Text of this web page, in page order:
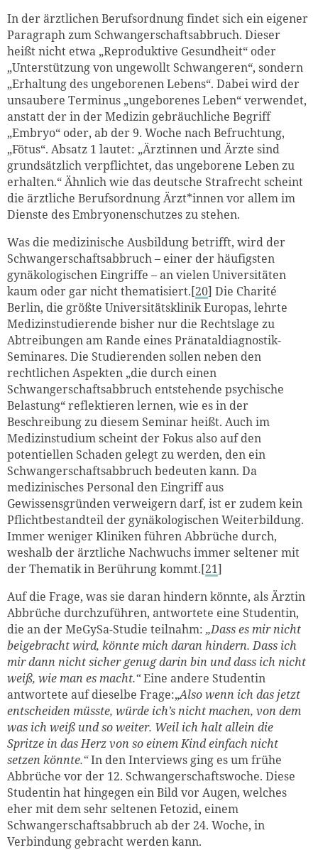
In der ärztlichen Berufsordnung findet sich ein eigener
Paragraph zum Schwangerschaftsabbruch. Dieser
heißt nicht etwa „Reproduktive Gesundheit“ oder
„Unterstützung von ungewollt Schwangeren“, sondern
„Erhaltung des ungeborenen Lebens“. Dabei wird der
unsaubere Terminus „ungeborenes Leben“ verwendet,
anstatt der in der Medizin gebräuchliche Begriff
„Embryo“ oder, ab der 9. Woche nach Befruchtung,
„Fötus“. Absatz 1 lautet: „Ärztinnen und Ärzte sind
grundsätzlich verpflichtet, das ungeborene Leben zu
erhalten.“ Ähnlich wie das deutsche Strafrecht scheint
die ärztliche Berufsordnung Ärzt*innen vor allem im
Dienste des Embryonenschutzes zu stehen.
Was die medizinische Ausbildung betrifft, wird der
Schwangerschaftsabbruch – einer der häufigsten
gynäkologischen Eingriffe – an vielen Universitäten
kaum oder gar nicht thematisiert.[20] Die Charité
Berlin, die größte Universitätsklinik Europas, lehrte
Medizinstudierende bisher nur die Rechtslage zu
Abtreibungen am Rande eines Pränataldiagnostik-
Seminares. Die Studierenden sollen neben den
rechtlichen Aspekten „die durch einen
Schwangerschaftsabbruch entstehende psychische
Belastung“ reflektieren lernen, wie es in der
Beschreibung zu diesem Seminar heißt. Auch im
Medizinstudium scheint der Fokus also auf den
potentiellen Schaden gelegt zu werden, den ein
Schwangerschaftsabbruch bedeuten kann. Da
medizinisches Personal den Eingriff aus
Gewissensgründen verweigern darf, ist er zudem kein
Pflichtbestandteil der gynäkologischen Weiterbildung.
Immer weniger Kliniken führen Abbrüche durch,
weshalb der ärztliche Nachwuchs immer seltener mit
der Thematik in Berührung kommt.[21]
Auf die Frage, was sie daran hindern könnte, als Ärztin
Abbrüche durchzuführen, antwortete eine Studentin,
die an der MeGySa-Studie teilnahm: „Dass es mir nicht
beigebracht wird, könnte mich daran hindern. Dass ich
mir dann nicht sicher genug darin bin und dass ich nicht
weiß, wie man es macht.“Eine andere Studentin
antwortete auf dieselbe Frage:„Also wenn ich das jetzt
entscheiden müsste, würde ich’s nicht machen, von dem
was ich weiß und so weiter. Weil ich halt allein die
Spritze in das Herz von so einem Kind einfach nicht
setzen könnte.“In den Interviews ging es um frühe
Abbrüche vor der 12. Schwangerschaftswoche. Diese
Studentin hat hingegen ein Bild vor Augen, welches
eher mit dem sehr seltenen Fetozid, einem
Schwangerschaftsabbruch ab der 24. Woche, in
Verbindung gebracht werden kann.